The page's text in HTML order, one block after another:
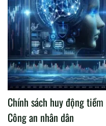
Chính sách huy động
Công an nhân dân